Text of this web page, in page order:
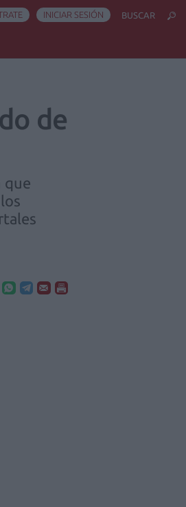
INICIAR SESIÓN BUSCAR
de
que